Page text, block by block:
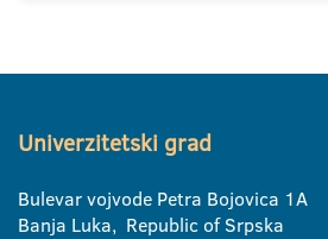
Univerzitetski grad
Bulevar vojvode Petra Bojovica 1A
Banja Luka, Republic of Srpska